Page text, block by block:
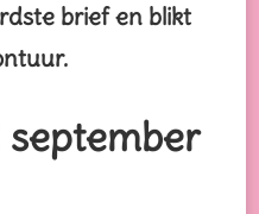
brief en blikt
september